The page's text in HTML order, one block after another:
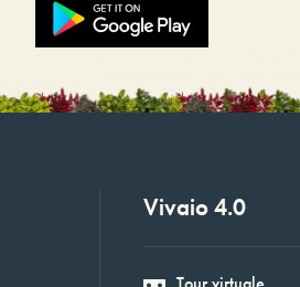
Vivaio 4.0